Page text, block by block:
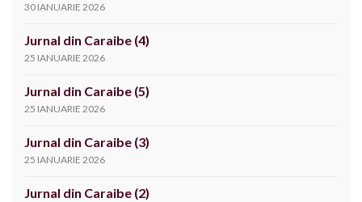
30 IANUARIE 2026
Jurnal din Caraibe (4)
25 IANUARIE 2026
Jurnal din Caraibe (5)
25 IANUARIE 2026
Jurnal din Caraibe (3)
25 IANUARIE 2026
Jurnal din Caraibe (2)